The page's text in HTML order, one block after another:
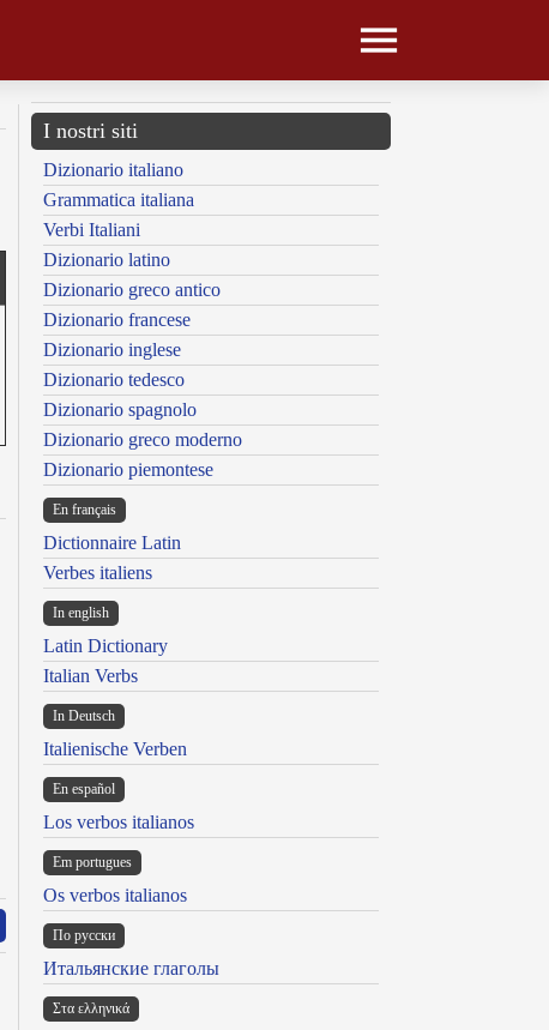
I nostri siti
Dizionario italiano
Grammatica italiana
Verbi Italiani
Dizionario latino
Dizionario greco antico
Dizionario francese
Dizionario inglese
Dizionario tedesco
Dizionario spagnolo
Dizionario greco moderno
Dizionario piemontese
En français
Dictionnaire Latin
Verbes italiens
In english
Latin Dictionary
Italian Verbs
In Deutsch
Italienische Verben
En español
Los verbos italianos
Em portugues
Os verbos italianos
По русски
Итальянские глаголы
Στα ελληνικά